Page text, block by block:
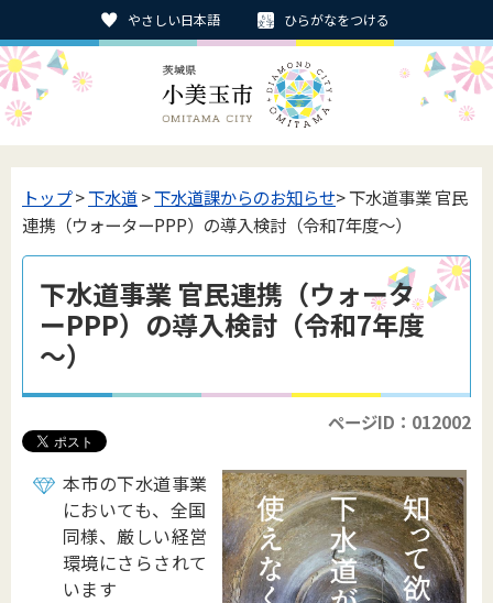
やさしい日本語 ひらがなをつける
トップ>下水道>下水道課からのお知らせ> 下水道事業 官民
連携（ウォーターPPP）の導入検討（令和7年度～）
下水道事業 官民連携（ウォータ
ーPPP）の導入検討（令和7年度
～）
ページID：012002
本市の下水道事業
においても、全国
同様、厳しい経営
環境にさらされて
います